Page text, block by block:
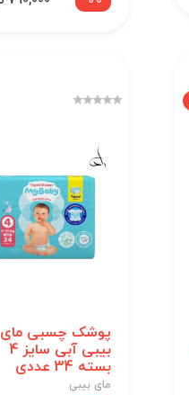
پوشک چسبی مای
بیبی آبی سایز 4
بسته 34 عددی
مای بیبی